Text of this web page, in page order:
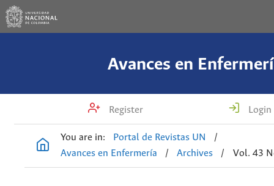
Avances en
Register Login
You are in: Portal de Revistas UN
/
Avances en Enfermería
/ Archives / Vol. 43